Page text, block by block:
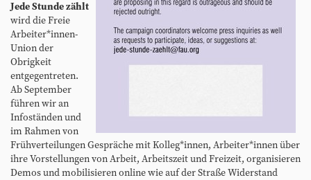
Jede Stunde zählt
wird die Freie
Arbeiter*innen-
Union der
Obrigkeit
entgegentreten.
Ab September
führen wir an
Infoständen und
im Rahmen von
Frühverteilungen Gespräche mit Kolleg*innen, Arbeiter*innen über
ihre Vorstellungen von Arbeit, Arbeitszeit und Freizeit, organisieren
Demos und mobilisieren online wie auf der Straße Widerstand